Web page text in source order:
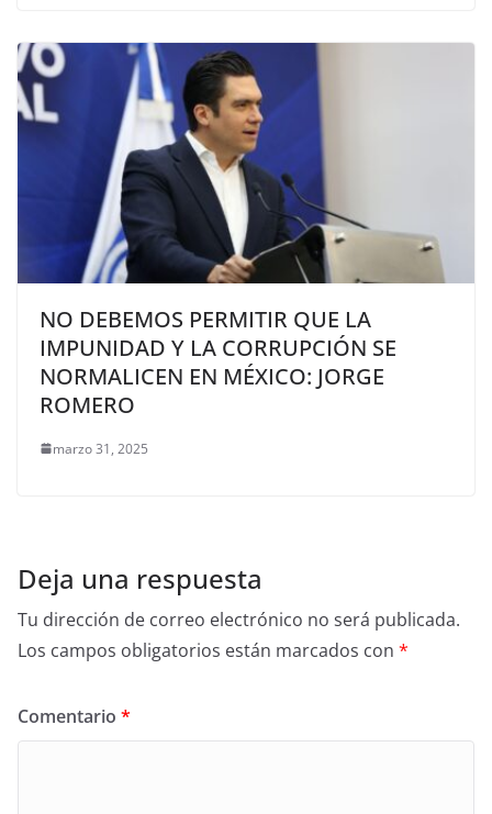
NO DEBEMOS PERMITIR QUE LA
IMPUNIDAD Y LA CORRUPCIÓN SE
NORMALICEN EN MÉXICO: JORGE
ROMERO
marzo 31, 2025
Deja una respuesta
Tu dirección de correo electrónico no será publicada.
Los campos obligatorios están marcados con *
Comentario *